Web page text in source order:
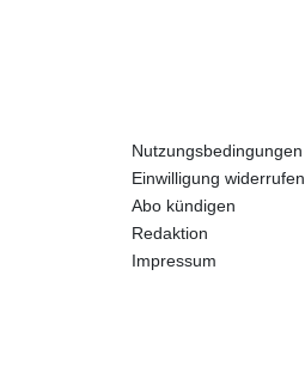
Nutzungsbedingungen
Einwilligung widerrufen
Abo kündigen
Redaktion
Impressum